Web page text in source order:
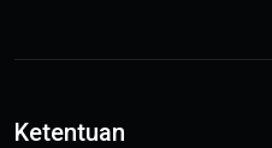
Ketentuan